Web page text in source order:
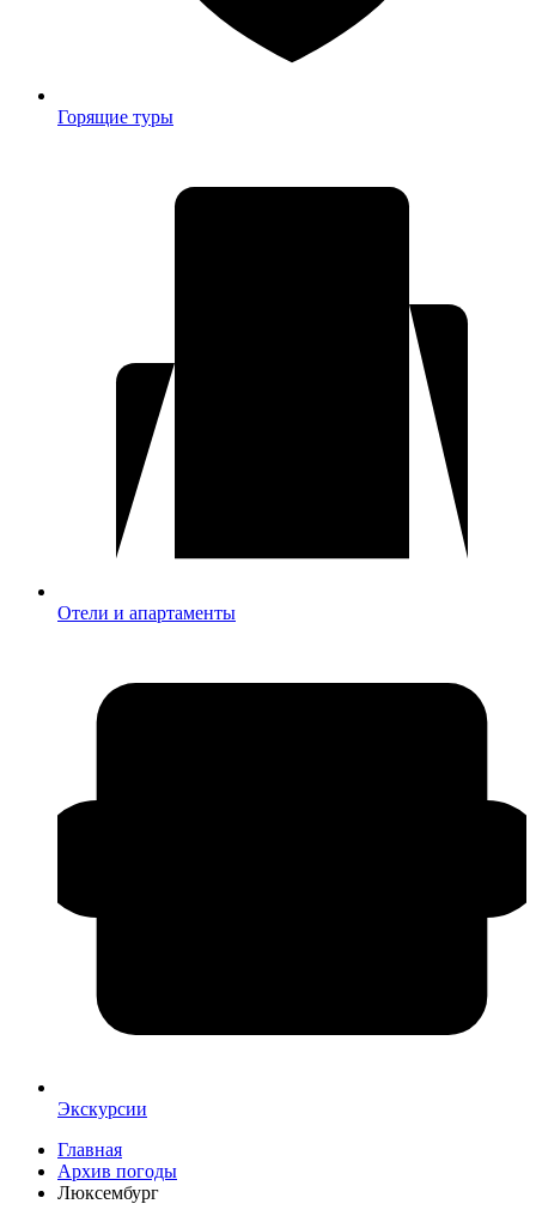
Горящие туры
Отели и апартаменты
Экскурсии
Главная
Архив погоды
Люксембург